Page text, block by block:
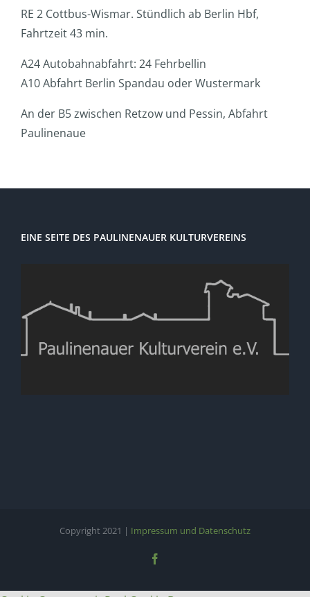
RE 2 Cottbus-Wismar. Stündlich ab Berlin Hbf,
Fahrtzeit 43 min.
A24 Autobahnabfahrt: 24 Fehrbellin
A10 Abfahrt Berlin Spandau oder Wustermark
An der B5 zwischen Retzow und Pessin, Abfahrt
Paulinenaue
EINE SEITE DES PAULINENAUER KULTURVEREINS
Copyright 2021 | Impressum und Datenschutz